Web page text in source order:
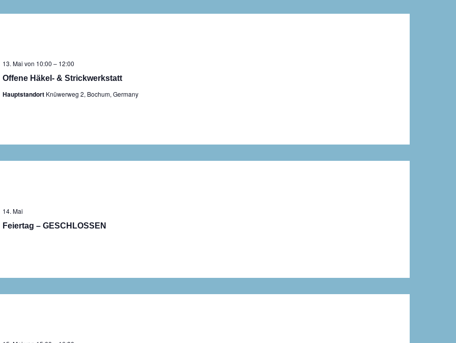
Offene Häkel- & Strickwerkstatt
13. Mai von 10:00 – 12:00
Hauptstandort Knüwerweg 2, Bochum, Germany
Feiertag – GESCHLOSSEN
14. Mai